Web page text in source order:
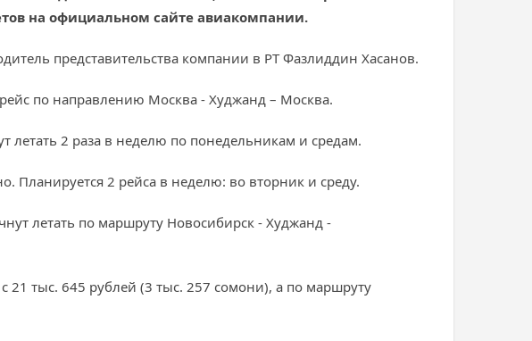
на официальном сайте авиакомпании.
представительства компании в РТ Фазлиддин Хасанов.
по направлению Москва - Худжанд – Москва.
летать 2 раза в неделю по понедельникам и средам.
Планируется 2 рейса в неделю: во вторник и среду.
летать по маршруту Новосибирск - Худжанд -
тыс. 645 рублей (3 тыс. 257 сомони), а по маршруту